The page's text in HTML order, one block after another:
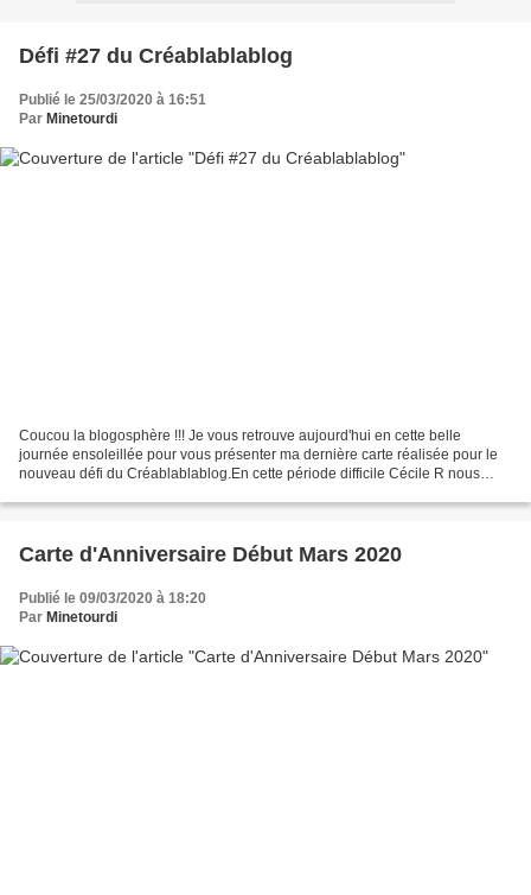
Défi #27 du Créablablablog
Publié le 25/03/2020 à 16:51
Par Minetourdi
Coucou la blogosphère !!! Je vous retrouve aujourd'hui en cette belle
journée ensoleillée pour vous présenter ma dernière carte réalisée pour le
nouveau défi du Créablablablog.En cette période difficile Cécile R nous
Carte d'Anniversaire Début Mars 2020
Publié le 09/03/2020 à 18:20
Par Minetourdi